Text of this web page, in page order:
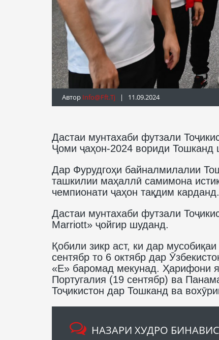
Автор Info@fft.tj | 11.09.2024
Дастаи мунтахаби футзали
Ҷоми ҷаҳон-2024 вориди Тошканд
Дар Фурудгоҳи байналмилалии
ташкилии маҳаллӣ самимона
чемпионати ҷаҳон тақдим карданд.
Дастаи мунтахаби футзали
Marriott» ҷойгир шуданд.
Қобили зикр аст, ки дар
сентябр то 6 октябр дар
«Е» баромад мекунад. Ҳарифони
Португалия (19 сентябр) ва
Тоҷикистон дар Тошканд ва
НАЗАРИ ХУДРО